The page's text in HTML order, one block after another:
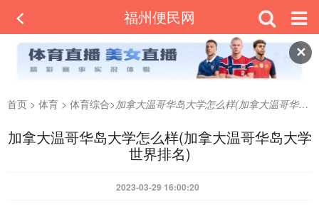
✕
福州便民网
首页 > 体育 > 体育综合>加拿大温哥华岛大学怎么样(加拿大温哥华岛大学世界排名)
加拿大温哥华岛大学怎么样(加拿大温哥华岛大学
世界排名)
2023-03-29 16:00:20